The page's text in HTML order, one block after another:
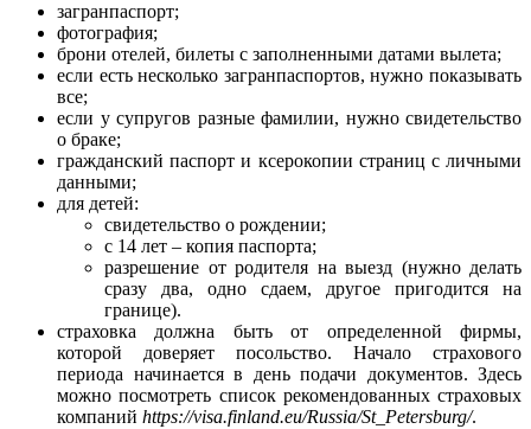
загранпаспорт;
фотография;
брони отелей, билеты с заполненными датами вылета;
если есть несколько загранпаспортов, нужно показывать
все;
если у супругов разные фамилии, нужно свидетельство
о браке;
гражданский паспорт и ксерокопии страниц с личными
данными;
для детей:
свидетельство о рождении;
с 14 лет – копия паспорта;
разрешение от родителя на выезд (нужно делать
сразу два, одно сдаем, другое пригодится на
границе).
страховка должна быть от определенной фирмы,
которой доверяет посольство. Начало страхового
периода начинается в день подачи документов. Здесь
можно посмотреть список рекомендованных страховых
компаний https://visa.finland.eu/Russia/St_Petersburg/.